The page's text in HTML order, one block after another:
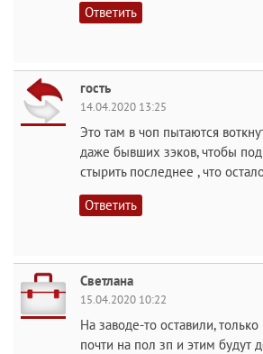
Ответить
гость
14.04.2020 13:25
Это там в чоп пытаются
даже бывших зэков, чтобы
стырить последнее , что
Ответить
Светлана
15.04.2020 10:22
На заводе-то оставили,
почти на пол зп и этим будут